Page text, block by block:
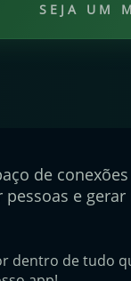
SEJA UM
de
pessoas e gerar
dentro de tudo